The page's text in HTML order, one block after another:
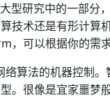
型研究中的一部
技术还是有形计算
可以根据你的需求
算法的机器控制
。很像是宜家噩梦